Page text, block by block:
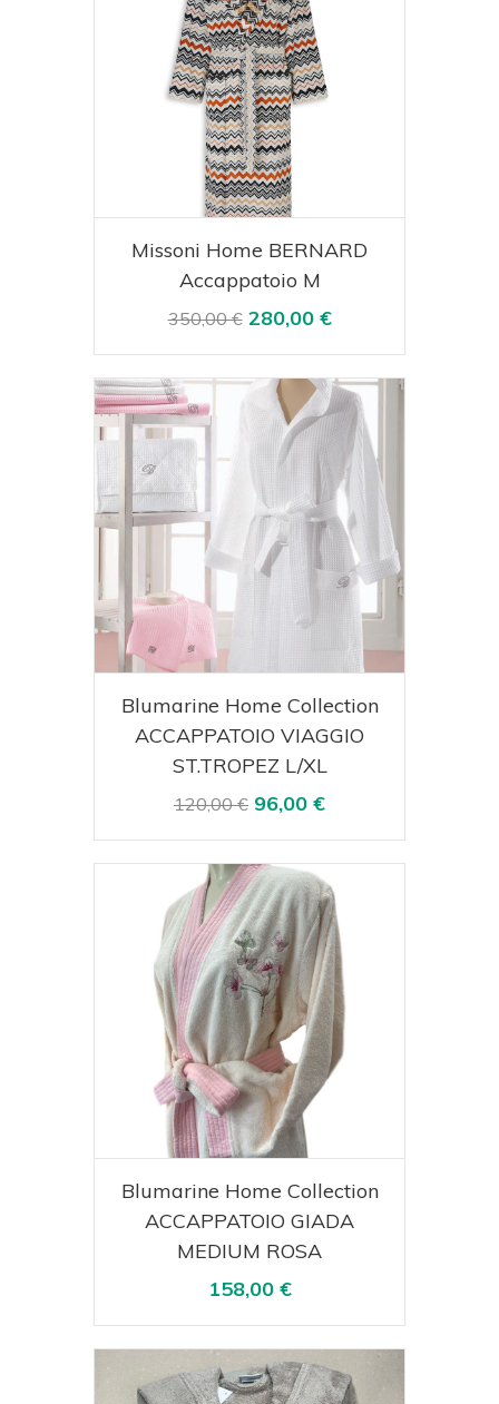
Acquista Visualizza
Missoni Home BERNARD
Accappatoio M
350,00 € 280,00 €
Acquista Visualizza
Blumarine Home Collection
ACCAPPATOIO VIAGGIO
ST.TROPEZ L/XL
120,00 € 96,00 €
Acquista Visualizza
Blumarine Home Collection
ACCAPPATOIO GIADA
MEDIUM ROSA
158,00 €